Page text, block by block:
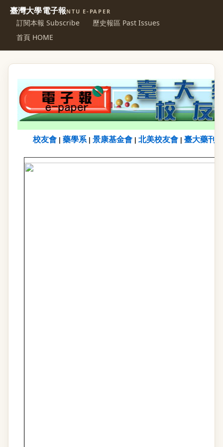
臺灣大學電子報NTU E-PAPER
訂閱本報 Subscribe
歷史報區 Past Issues
首頁 HOME
校友會 藥學系| 景康基金會 北美校友會 臺大藥刊